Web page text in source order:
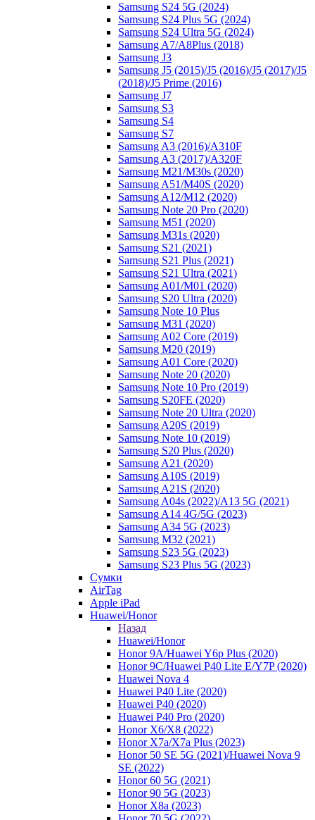
Samsung S24 5G (2024)
Samsung S24 Plus 5G (2024)
Samsung S24 Ultra 5G (2024)
Samsung A7/A8Plus (2018)
Samsung J3
Samsung J5 (2015)/J5 (2016)/J5 (2017)/J5
(2018)/J5 Prime (2016)
Samsung J7
Samsung S3
Samsung S4
Samsung S7
Samsung A3 (2016)/A310F
Samsung A3 (2017)/A320F
Samsung M21/M30s (2020)
Samsung A51/M40S (2020)
Samsung A12/M12 (2020)
Samsung Note 20 Pro (2020)
Samsung M51 (2020)
Samsung M31s (2020)
Samsung S21 (2021)
Samsung S21 Plus (2021)
Samsung S21 Ultra (2021)
Samsung A01/M01 (2020)
Samsung S20 Ultra (2020)
Samsung Note 10 Plus
Samsung M31 (2020)
Samsung A02 Core (2019)
Samsung M20 (2019)
Samsung A01 Core (2020)
Samsung Note 20 (2020)
Samsung Note 10 Pro (2019)
Samsung S20FE (2020)
Samsung Note 20 Ultra (2020)
Samsung A20S (2019)
Samsung Note 10 (2019)
Samsung S20 Plus (2020)
Samsung A21 (2020)
Samsung A10S (2019)
Samsung A21S (2020)
Samsung A04s (2022)/А13 5G (2021)
Samsung A14 4G/5G (2023)
Samsung A34 5G (2023)
Samsung M32 (2021)
Samsung S23 5G (2023)
Samsung S23 Plus 5G (2023)
Сумки
AirTag
Apple iPad
Huawei/Honor
Назад
Huawei/Honor
Honor 9A/Huawei Y6p Plus (2020)
Honor 9C/Huawei P40 Lite E/Y7P (2020)
Huawei Nova 4
Huawei P40 Lite (2020)
Huawei P40 (2020)
Huawei P40 Pro (2020)
Honor X6/Х8 (2022)
Honor X7a/X7a Plus (2023)
Honor 50 SE 5G (2021)/Huawei Nova 9
SE (2022)
Honor 60 5G (2021)
Honor 90 5G (2023)
Honor X8a (2023)